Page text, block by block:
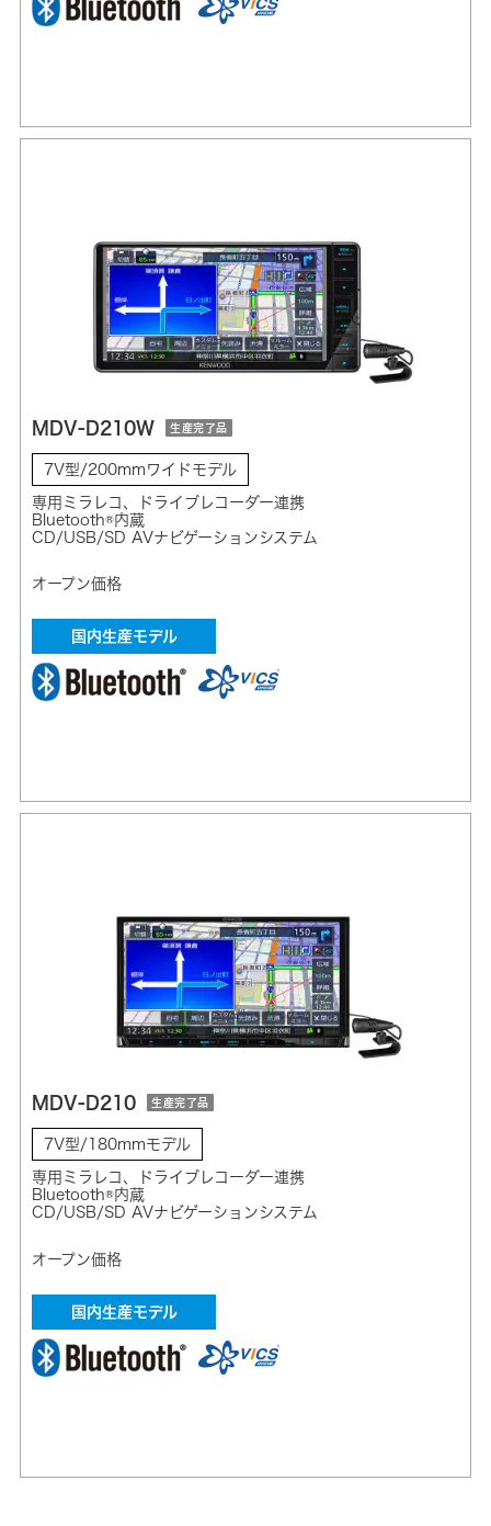
MDV-D210W 生産完了品
7V型/200mmワイドモデル
専用ミラレコ、ドライブレコーダー連携
Bluetooth®内蔵
CD/USB/SD AVナビゲーションシステム
オープン価格
国内生産モデル
MDV-D210 生産完了品
7V型/180mmモデル
専用ミラレコ、ドライブレコーダー連携
Bluetooth®内蔵
CD/USB/SD AVナビゲーションシステム
オープン価格
国内生産モデル